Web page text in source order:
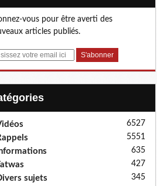
vous pour être averti des
articles publiés.
6527
5551
635
427
sujets 345